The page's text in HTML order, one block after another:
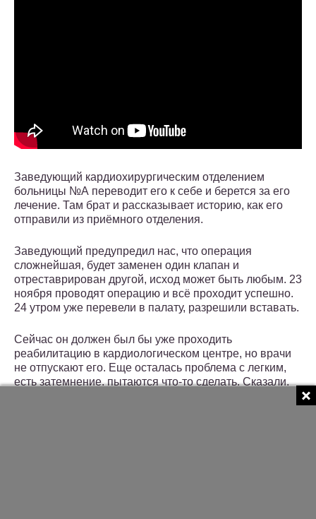
Заведующий кардиохирургическим отделением
больницы №А переводит его к себе и берется за его
лечение. Там брат и рассказывает историю, как его
отправили из приёмного отделения.
Заведующий предупредил нас, что операция
сложнейшая, будет заменен один клапан и
отреставрирован другой, исход может быть любым. 23
ноября проводят операцию и всё проходит успешно.
24 утром уже перевели в палату, разрешили вставать.
Сейчас он должен был бы уже проходить
реабилитацию в кардиологическом центре, но врачи
не отпускают его. Еще осталась проблема с легким,
есть затемнение, пытаются что-то сделать. Сказали,